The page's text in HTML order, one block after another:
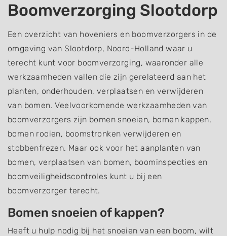
Boomverzorging Slootdorp
Een overzicht van hoveniers en boomverzorgers in de
omgeving van Slootdorp, Noord-Holland waar u
terecht kunt voor boomverzorging, waaronder alle
werkzaamheden vallen die zijn gerelateerd aan het
planten, onderhouden, verplaatsen en verwijderen
van bomen. Veelvoorkomende werkzaamheden van
boomverzorgers zijn bomen snoeien, bomen kappen,
bomen rooien, boomstronken verwijderen en
stobbenfrezen. Maar ook voor het aanplanten van
bomen, verplaatsen van bomen, boominspecties en
boomveiligheidscontroles kunt u bij een
boomverzorger terecht.
Bomen snoeien of kappen?
Heeft u hulp nodig bij het snoeien van een boom, wilt